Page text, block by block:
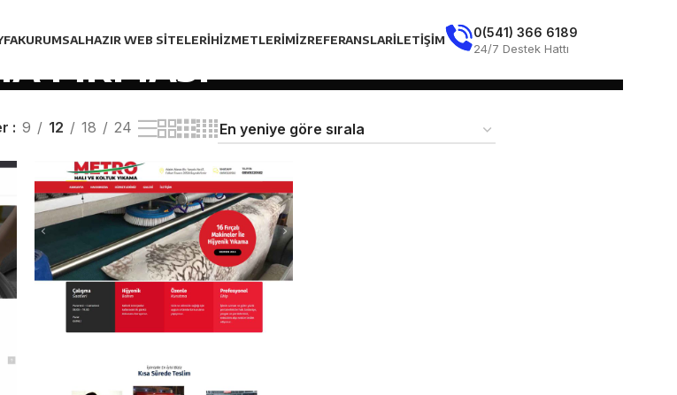
KURUMSALHAZIR WEB SITELERIHIZMETLERIMIZREFERANSLARİLETIŞIM 0(541) 366 6189
24/7 Destek Hattı
FİRMASI
9 12 18 24